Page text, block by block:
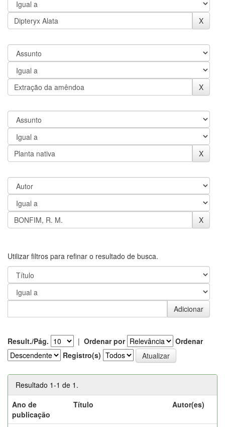
Utilizar filtros para refinar o resultado de busca.
Result./Pág. | Ordenar por
Ordenar
Registro(s)
Resultado 1-1 de 1.
Ano de
publicação
Título Autor(es)